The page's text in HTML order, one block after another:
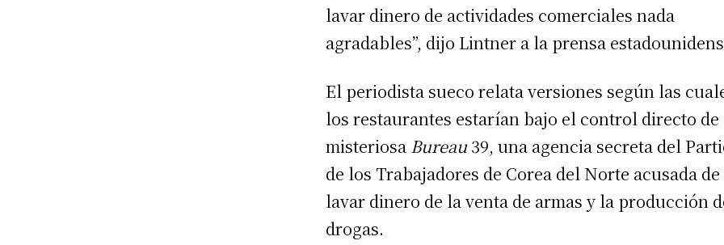
lavar dinero de actividades comerciales nada
agradables”, dijo Lintner a la prensa
El periodista sueco relata versiones según las
los restaurantes estarían bajo el control directo de
misteriosa Bureau39, una agencia secreta del
de los Trabajadores de Corea del Norte acusada de
lavar dinero de la venta de armas y la producción
drogas.